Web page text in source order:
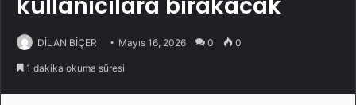
kullanıcılara bırakacak
DİLAN BİÇER Mayıs 16, 2026 0 0
1 dakika okuma süresi